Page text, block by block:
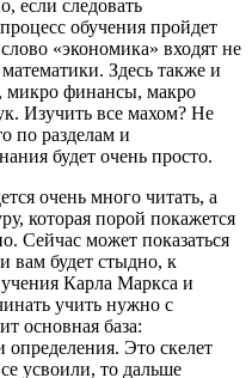
если следовать
обучения пройдет
«экономика» входят не
Здесь также и
микро финансы, макро
Изучить все махом? Не
по разделам и
будет очень просто.
очень много читать, а
которая порой покажется
Сейчас может показаться
вам будет стыдно, к
Карла Маркса и
учить нужно с
основная база:
Это скелет
усвоили, то дальше